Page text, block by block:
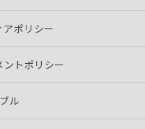
アポリシー
トポリシー
ル